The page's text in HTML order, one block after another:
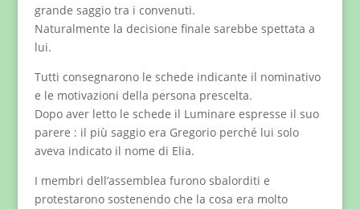
grande saggio tra i convenuti.
Naturalmente la decisione finale sarebbe spettata a
lui.
Tutti consegnarono le schede indicante il nominativo
e le motivazioni della persona prescelta.
Dopo aver letto le schede il Luminare espresse il suo
parere : il più saggio era Gregorio perché lui solo
aveva indicato il nome di Elia.
I membri dell’assemblea furono sbalorditi e
protestarono sostenendo che la cosa era molto